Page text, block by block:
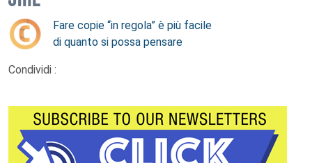
Fare copie “in regola” è più facile
di quanto si possa pensare
Condividi :